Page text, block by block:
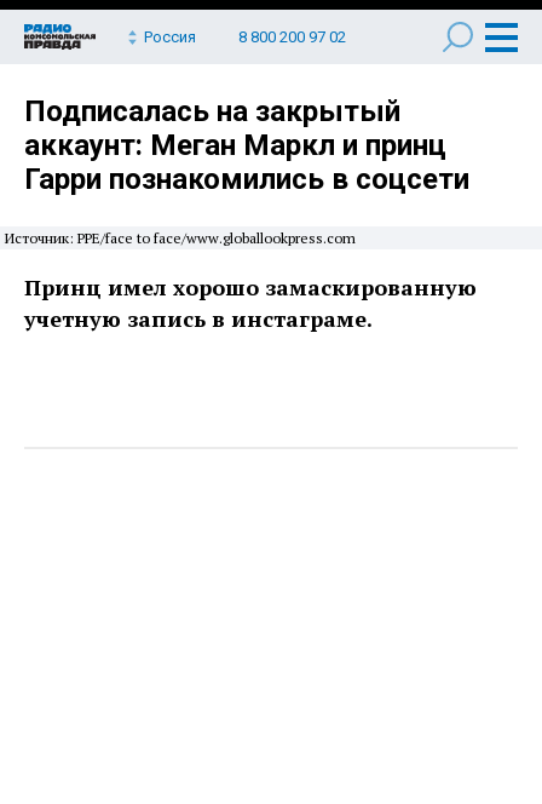
Россия 8 800 200 97 02
Подписалась на закрытый
аккаунт: Меган Маркл и принц
Гарри познакомились в соцсети
Источник: PPE/face to face/www.globallookpress.com
Принц имел хорошо замаскированную
учетную запись в инстаграме.